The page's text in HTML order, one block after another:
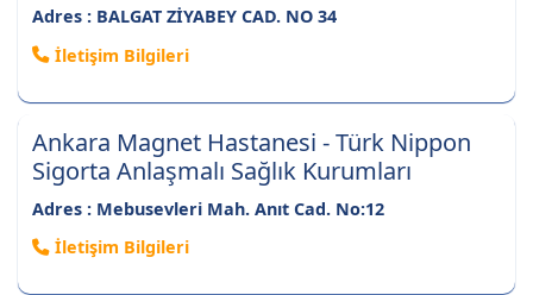
Adres : BALGAT ZİYABEY CAD. NO 34
İletişim Bilgileri
Ankara Magnet Hastanesi - Türk Nippon
Sigorta Anlaşmalı Sağlık Kurumları
Adres : Mebusevleri Mah. Anıt Cad. No:12
İletişim Bilgileri